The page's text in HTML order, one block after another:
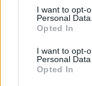
I want to opt-
Personal Data.
Opted In
I want to opt-
Personal
Opted In